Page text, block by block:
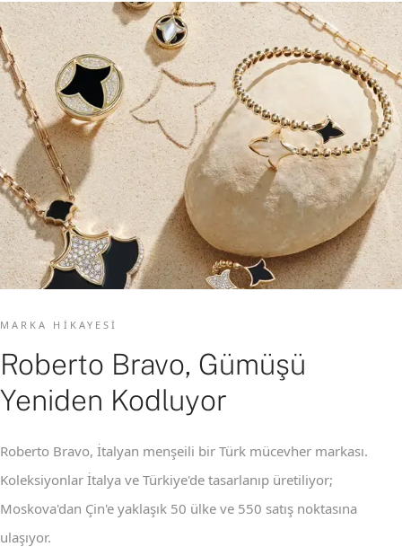
MARKA HIKAYESI
Roberto Bravo, Gümüşü
Yeniden Kodluyor
Roberto Bravo, İtalyan menşeili bir Türk mücevher markası.
Koleksiyonlar İtalya ve Türkiye'de tasarlanıp üretiliyor;
Moskova'dan Çin'e yaklaşık 50 ülke ve 550 satış noktasına
ulaşıyor.